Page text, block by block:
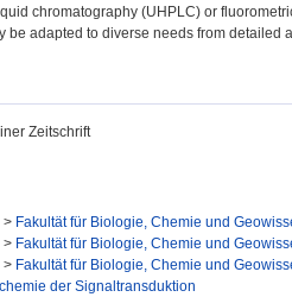
chromatography (UHPLC) or
be adapted to diverse needs from
Zeitschrift
> Fakultät für Biologie, Chemie und
> Fakultät für Biologie, Chemie und
> Fakultät für Biologie, Chemie und
der Signaltransduktion